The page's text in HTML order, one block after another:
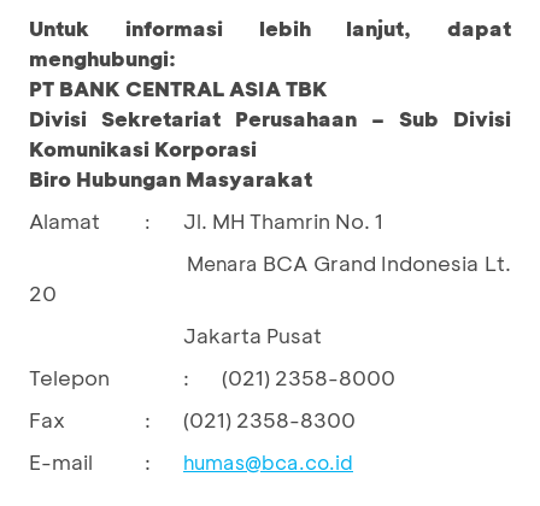
Untuk informasi lebih lanjut, dapat
menghubungi:
PT BANK CENTRAL ASIA TBK
Divisi Sekretariat Perusahaan – Sub Divisi
Komunikasi Korporasi
Biro Hubungan Masyarakat
Alamat
: Jl. MH Thamrin No. 1
Menara BCA Grand Indonesia Lt.
20
Jakarta Pusat
Telepon
:
(021) 2358-8000
Fax
:
(021) 2358-8300
E-mail
: humas@bca.co.id